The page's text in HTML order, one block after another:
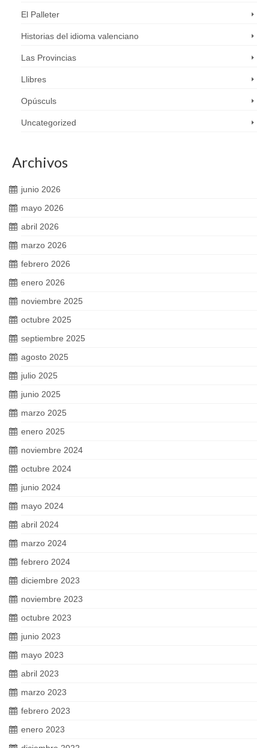
El Palleter
Historias del idioma valenciano
Las Provincias
Llibres
Opúsculs
Uncategorized
Archivos
junio 2026
mayo 2026
abril 2026
marzo 2026
febrero 2026
enero 2026
noviembre 2025
octubre 2025
septiembre 2025
agosto 2025
julio 2025
junio 2025
marzo 2025
enero 2025
noviembre 2024
octubre 2024
junio 2024
mayo 2024
abril 2024
marzo 2024
febrero 2024
diciembre 2023
noviembre 2023
octubre 2023
junio 2023
mayo 2023
abril 2023
marzo 2023
febrero 2023
enero 2023